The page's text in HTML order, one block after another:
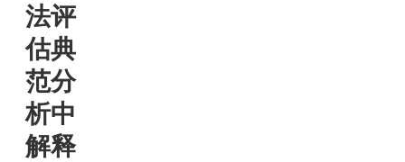
法评
估典
范分
析中
解释